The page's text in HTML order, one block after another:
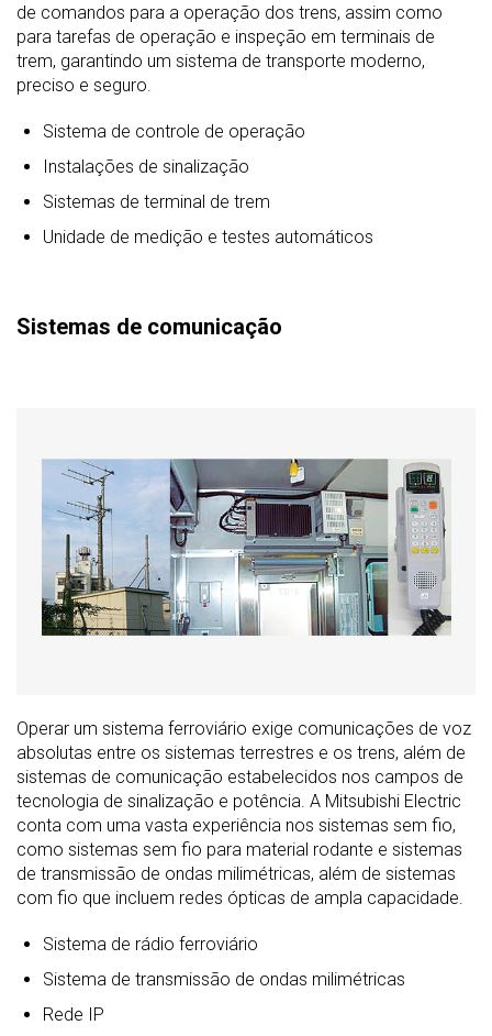
de comandos para a operação dos trens, assim como
para tarefas de operação e inspeção em terminais de
trem, garantindo um sistema de transporte moderno,
preciso e seguro.
Sistema de controle de operação
Instalações de sinalização
Sistemas de terminal de trem
Unidade de medição e testes automáticos
Sistemas de comunicação
Operar um sistema ferroviário exige comunicações de voz
absolutas entre os sistemas terrestres e os trens, além de
sistemas de comunicação estabelecidos nos campos de
tecnologia de sinalização e potência. A Mitsubishi Electric
conta com uma vasta experiência nos sistemas sem fio,
como sistemas sem fio para material rodante e sistemas
de transmissão de ondas milimétricas, além de sistemas
com fio que incluem redes ópticas de ampla capacidade.
Sistema de rádio ferroviário
Sistema de transmissão de ondas milimétricas
Rede IP